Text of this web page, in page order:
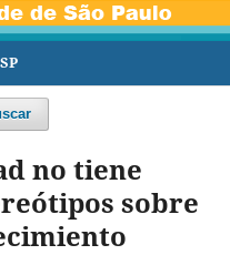
no tiene
sobre